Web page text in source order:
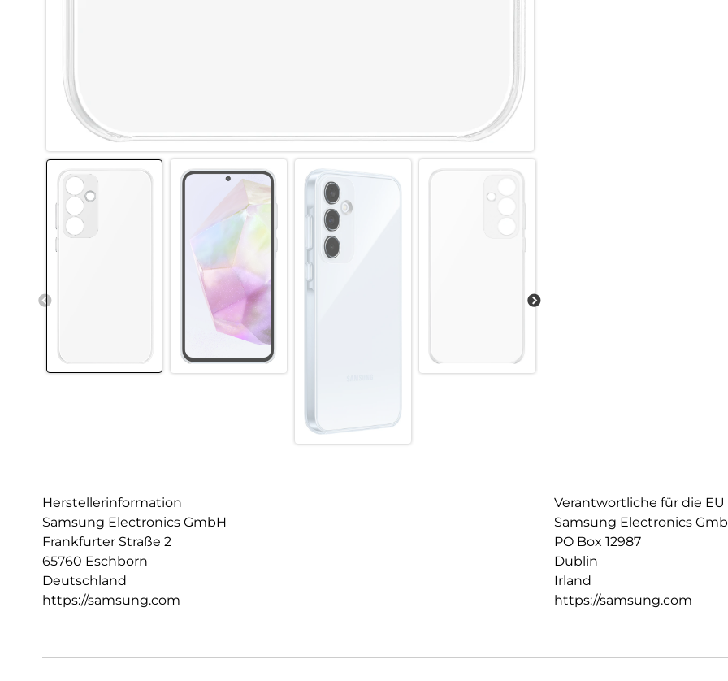
Herstellerinformation
Samsung Electronics GmbH
Frankfurter Straße 2
65760 Eschborn
Deutschland
https://samsung.com
Verantwortliche für die EU
Samsung Electronics
PO Box 12987
Dublin
Irland
https://samsung.com